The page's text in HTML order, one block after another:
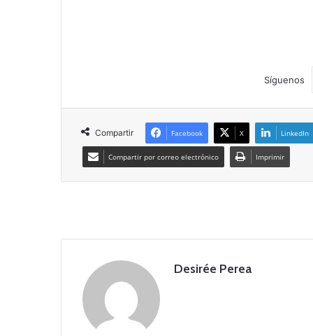
Síguenos
Compartir Facebook X LinkedIn
Compartir por correo electrónico Imprimir
Desirée Perea